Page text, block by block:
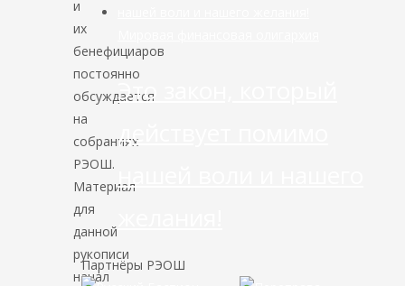
и
их
бенефициаров
постоянно
обсуждается
на
собраниях
РЭОШ.
Материал
для
данной
рукописи
начал
Это закон, который
действует помимо
нашей воли и нашего
Партнёры РЭОШ